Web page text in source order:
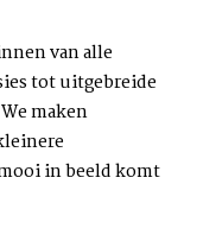
van alle
tot uitgebreide
maken
in beeld komt